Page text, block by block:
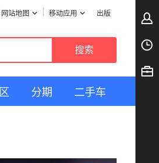
网站地图 移动应用 出版
分期 二手车